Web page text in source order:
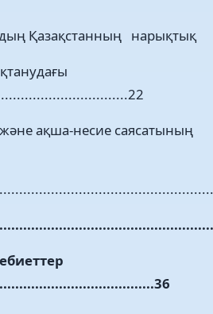
Қазақстанның нарықтық
ақша-несие саясатының